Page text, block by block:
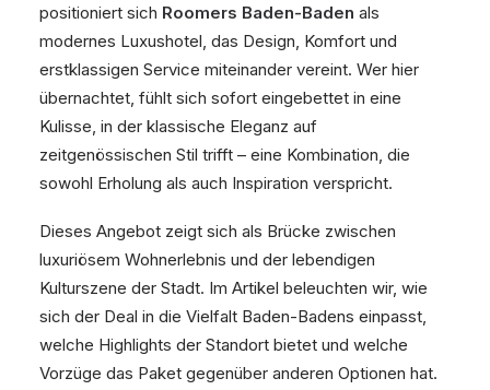
positioniert sich Roomers Baden-Baden als
modernes Luxushotel, das Design, Komfort und
erstklassigen Service miteinander vereint. Wer hier
übernachtet, fühlt sich sofort eingebettet in eine
Kulisse, in der klassische Eleganz auf
zeitgenössischen Stil trifft – eine Kombination, die
sowohl Erholung als auch Inspiration verspricht.
Dieses Angebot zeigt sich als Brücke zwischen
luxuriösem Wohnerlebnis und der lebendigen
Kulturszene der Stadt. Im Artikel beleuchten wir, wie
sich der Deal in die Vielfalt Baden-Badens einpasst,
welche Highlights der Standort bietet und welche
Vorzüge das Paket gegenüber anderen Optionen hat.